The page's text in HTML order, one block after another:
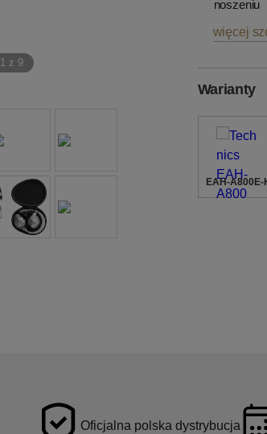
1z 9
noszeniu
więcej
Warianty
EAH-A800E-
Oficjalna polska dystrybucja